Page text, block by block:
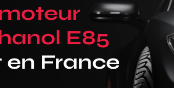
E85
France